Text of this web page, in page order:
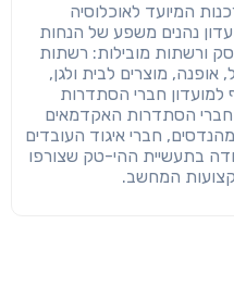
המיועד לאוכלוסיה
נהנים משפע של הנחות
-14000 בתי עסק ורשתות מובילות: רשתות
אופנה, מוצרים לבית ולגן,
למועדון חברי הסתדרות
חברי הסתדרות האקדמאים
חברי איגוד העובדים
בתעשיית ההי-טק שצורפו
המחשב.